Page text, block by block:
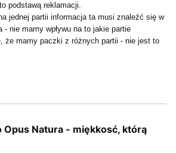
podstawą reklamacji.
jednej partii informacja ta musi znaleźć się w
- nie mamy wpływu na to jakie partie
że mamy paczki z różnych partii - nie jest to
Opus Natura - miękkosć, którą